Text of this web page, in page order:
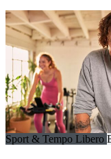
Sport & Tempo Libero